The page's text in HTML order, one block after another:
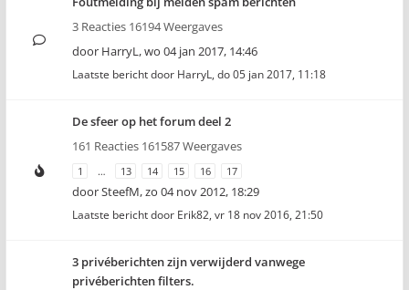
3 Reacties 16194 Weergaves
door HarryL,wo 04 jan 2017, 14:46
Laatste bericht door HarryL, do 05 jan 2017, 11:18
De sfeer op het forum deel 2
161 Reacties 161587 Weergaves
1 … 13 14 15 16 17
doorSteefM,zo 04 nov 2012, 18:29
Laatste bericht door Erik82, vr 18 nov 2016, 21:50
3 privéberichten zijn verwijderd vanwege
privéberichten filters.